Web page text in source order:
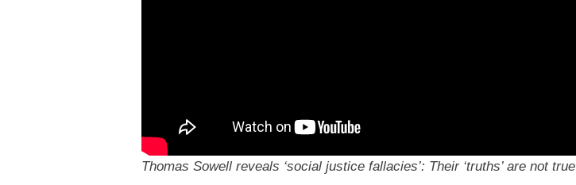
Thomas Sowell reveals ‘social justice fallacies’: Their ‘truths’ are not true